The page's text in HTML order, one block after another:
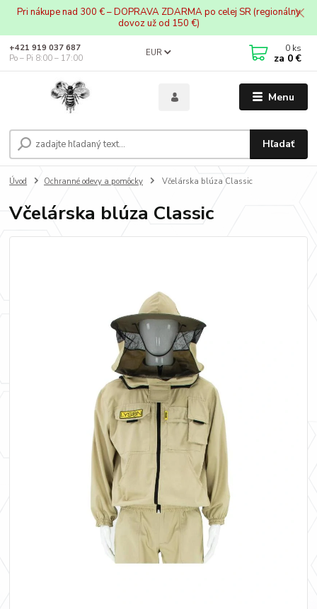
Pri nákupe nad 300 € – DOPRAVA ZDARMA po celej SR (regionálny
dovoz už od 150 €)
Menu
EUR
Hľadať
+421 919 037 687
Po – Pi 8:00 – 17:00
0 ks
za 0 €
Úvod Ochranné odevy a pomôcky Včelárska blúza Classic
Včelárska blúza Classic